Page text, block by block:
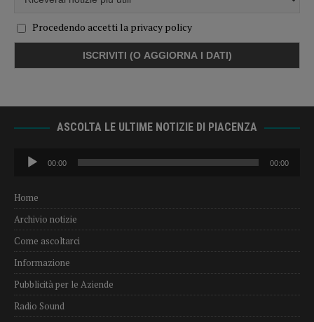
Procedendo accetti la privacy policy
ASCOLTA LE ULTIME NOTIZIE DI PIACENZA
Audio
Player
00:00 00:00
Home
Archivio notizie
Come ascoltarci
Informazione
Pubblicità per le Aziende
Radio Sound